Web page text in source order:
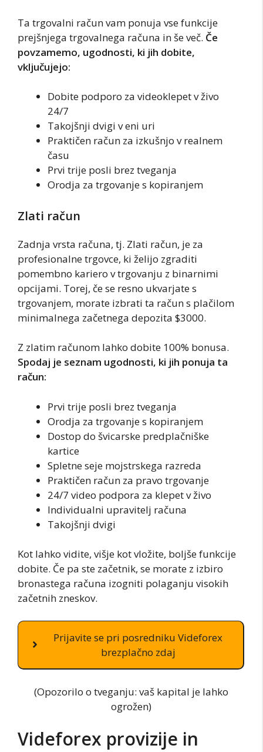
Ta trgovalni račun vam ponuja vse funkcije
prejšnjega trgovalnega računa in še več. Če
povzamemo, ugodnosti, ki jih dobite,
vključujejo:
Dobite podporo za videoklepet v živo
24/7
Takojšnji dvigi v eni uri
Praktičen račun za izkušnjo v realnem
času
Prvi trije posli brez tveganja
Orodja za trgovanje s kopiranjem
Zlati račun
Zadnja vrsta računa, tj. Zlati račun, je za
profesionalne trgovce, ki želijo zgraditi
pomembno kariero v trgovanju z binarnimi
opcijami. Torej, če se resno ukvarjate s
trgovanjem, morate izbrati ta račun s plačilom
minimalnega začetnega depozita $3000.
Z zlatim računom lahko dobite 100% bonusa.
Spodaj je seznam ugodnosti, ki jih ponuja ta
račun:
Prvi trije posli brez tveganja
Orodja za trgovanje s kopiranjem
Dostop do švicarske predplačniške
kartice
Spletne seje mojstrskega razreda
Praktičen račun za pravo trgovanje
24/7 video podpora za klepet v živo
Individualni upravitelj računa
Takojšnji dvigi
Kot lahko vidite, višje kot vložite, boljše funkcije
dobite. Če pa ste začetnik, se morate z izbiro
bronastega računa izogniti polaganju visokih
začetnih zneskov.
Prijavite se pri posredniku Videforex
brezplačno zdaj
(Opozorilo o tveganju: vaš kapital je lahko
ogrožen)
Videforex provizije in